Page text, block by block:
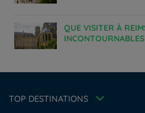
QUE VISITER À REIMS ? NOS
INCONTOURNABLES
TOP DESTINATIONS
Hôtels à Bordeaux
Hôtels à Marseille
Hôtels à Amsterdam
Hôtels à Nantes